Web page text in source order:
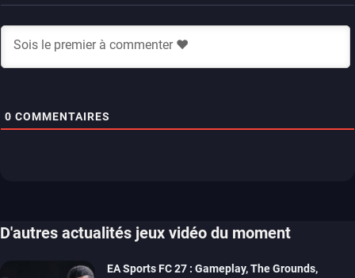
0 COMMENTAIRES
D'autres actualités jeux vidéo du moment
EA Sports FC 27 : Gameplay, The Grounds,